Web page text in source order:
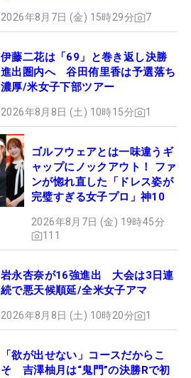
2026年8月7日 (金) 15時29分 7
伊藤二花は「69」と巻き返し決勝
進出圏内へ 谷田侑里香は予選落ち
濃厚/米女子下部ツアー
2026年8月8日 (土) 10時15分 1
ゴルフウェアとは一味違うギ
ャップにノックアウト！ ファ
ンが惚れ直した「ドレス姿が
完璧すぎる女子プロ」神10
2026年8月7日 (金) 19時45分
111
岩永杏奈が16強進出 大会は3日連
続で悪天候順延/全米女子アマ
2026年8月8日 (土) 10時20分 1
「欲が出せない」コースだからこ
そ 吉澤柚月は“鬼門”の決勝Rで初